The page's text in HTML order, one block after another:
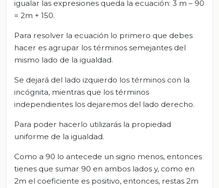
igualar las expresiones queda la ecuación: 3 m – 90
= 2m + 150.
Para resolver la ecuación lo primero que debes
hacer es agrupar los términos semejantes del
mismo lado de la igualdad.
Se dejará del lado izquierdo los términos con la
incógnita, mientras que los términos
independientes los dejaremos del lado derecho.
Para poder hacerlo utilizarás la propiedad
uniforme de la igualdad.
Como a 90 lo antecede un signo menos, entonces
tienes que sumar 90 en ambos lados y, como en
2m el coeficiente es positivo, entonces, restas 2m